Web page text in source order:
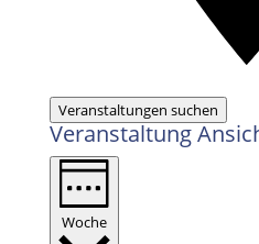
Veranstaltungen suchen
Veranstaltung
Woche